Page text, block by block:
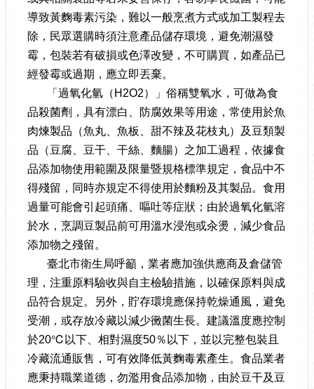
導致黃麴毒素污染，難以一般烹煮方式或加工製程去
除，民眾選購時須注意產品儲存環境，避免潮濕發
霉，包裝若有破損或色澤改變，不可購買，如產品已
經發霉或過期，應立即丟棄。
「過氧化氫（H2O2）」俗稱雙氧水，可做為食
品殺菌劑，具有漂白、防腐效果等用途，常使用於魚
肉煉製品（魚丸、魚板、甜不辣及花枝丸）及豆類製
品（豆腐、豆干、干絲、麵腸）之加工過程，依據食
品添加物使用範圍及限量暨規格標準規定，食品中不
得殘留，同時亦規定不得使用於麵粉及其製品。食用
過量可能會引起頭痛、嘔吐等症狀；由於過氧化氫溶
於水，烹調豆製品前可用溫水浸泡或汆燙，減少食品
添加物之殘留。
臺北市衛生局呼籲，業者應加強供應商及倉儲管
理，注重原料驗收與自主檢驗措施，以確保原料與成
品符合規定。另外，貯存環境應保持乾燥通風，避免
受潮，或存放冷藏以減少黴菌生長。建議溫度應控制
於20℃以下、相對濕度50％以下，並以完整包裝且
冷藏流通販售，可有效降低黃麴毒素產生。食品業者
應秉持職業道德，勿濫用食品添加物，由於豆干及豆